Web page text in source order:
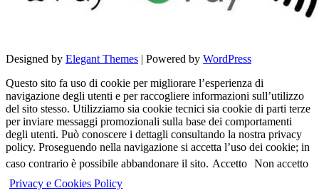
Designed by Elegant Themes | Powered by WordPress
Questo sito fa uso di cookie per migliorare l’esperienza di
navigazione degli utenti e per raccogliere informazioni sull’utilizzo
del sito stesso. Utilizziamo sia cookie tecnici sia cookie di parti terze
per inviare messaggi promozionali sulla base dei comportamenti
degli utenti. Può conoscere i dettagli consultando la nostra privacy
policy. Proseguendo nella navigazione si accetta l’uso dei cookie; in
caso contrario è possibile abbandonare il sito. Accetto Non accetto
Privacy e Cookies Policy